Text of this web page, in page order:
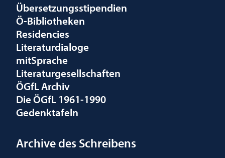
Übersetzungsstipendien
Ö-Bibliotheken
Residencies
Literaturdialoge
mitSprache
Literaturgesellschaften
ÖGfL Archiv
Die ÖGfL 1961-1990
Gedenktafeln
Archive des Schreibens